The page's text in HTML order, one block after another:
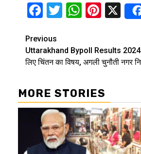
Facebook
Twitter X
Continue
Reading
Previous
Uttarakhand Bypoll Results
लिए चिंतन का विषय, अगली चुनौती नगर
MORE STORIES